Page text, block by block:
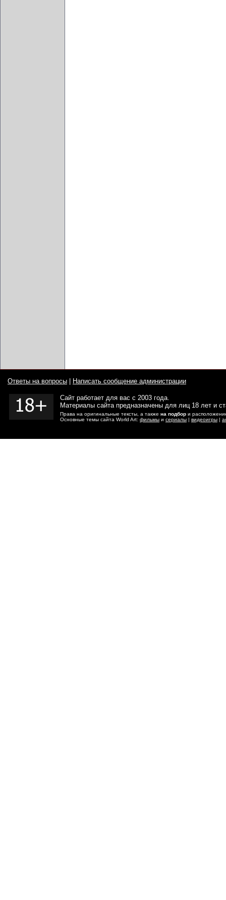
Ответы на вопросы Написать сообщение администрации
Сайт работает для вас с 2003 года.
Материалы сайта предназначены для лиц 18 лет и
Права на оригинальные тексты, а также на подбор и
Основные темы сайта World Art: фильмы и сериалы | видеоигры |